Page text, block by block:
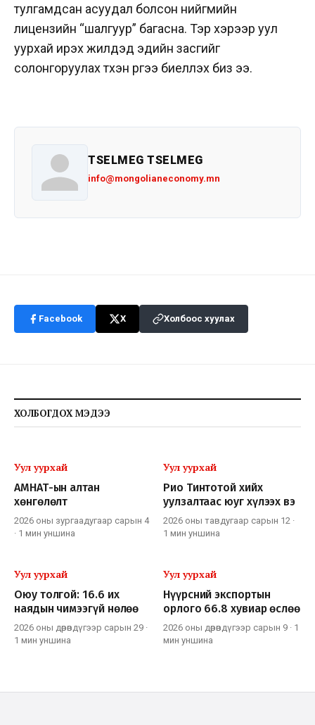
тулгамдсан асуудал болсон нийгмийн
лицензийн “шалгуур” багасна. Тэр хэрээр уул
уурхай ирэх жилүүдэд эдийн засгийг
солонгоруулах түүхэн үүргээ биелүүлэх биз ээ.
TSELMEG TSELMEG
info@mongolianeconomy.mn
Facebook X Холбоос хуулах
ХОЛБОГДОХ МЭДЭЭ
Уул уурхай
АМНАТ-ын алтан
хөнгөлөлт
2026 оны зургаадугаар сарын 4
· 1 мин уншина
Уул уурхай
Рио Тинтотой хийх
уулзалтаас юуг хүлээх вэ
2026 оны тавдугаар сарын 12 ·
1 мин уншина
Уул уурхай
Оюу толгой: 16.6 их
наядын чимээгүй нөлөө
2026 оны дөрөвдүгээр сарын 29 ·
1 мин уншина
Уул уурхай
Нүүрсний экспортын
орлого 66.8 хувиар өслөө
2026 оны дөрөвдүгээр сарын 9 · 1
мин уншина